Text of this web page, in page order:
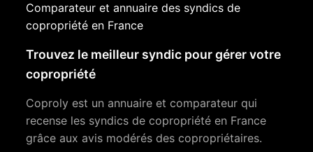
Comparateur et annuaire des syndics de
copropriété en France
Trouvez le meilleur syndic pour gérer votre
copropriété
Coproly est un annuaire et comparateur qui
recense les syndics de copropriété en France
grâce aux avis modérés des copropriétaires.